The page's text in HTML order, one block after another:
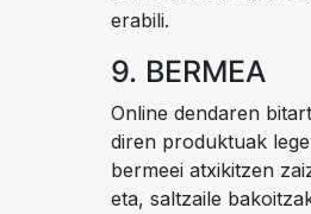
erabili.
9. BERMEA
Online dendaren
diren produktuak
bermeei atxikitzen
eta, saltzaile